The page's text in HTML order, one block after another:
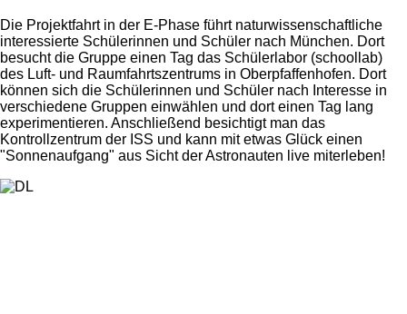
Die Projektfahrt in der E-Phase führt naturwissenschaftliche
interessierte Schülerinnen und Schüler nach München. Dort
besucht die Gruppe einen Tag das Schülerlabor (schoollab)
des Luft- und Raumfahrtszentrums in Oberpfaffenhofen. Dort
können sich die Schülerinnen und Schüler nach Interesse in
verschiedene Gruppen einwählen und dort einen Tag lang
experimentieren. Anschließend besichtigt man das
Kontrollzentrum der ISS und kann mit etwas Glück einen
"Sonnenaufgang" aus Sicht der Astronauten live miterleben!